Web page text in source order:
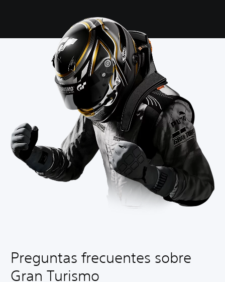
Preguntas frecuentes sobre
Gran Turismo